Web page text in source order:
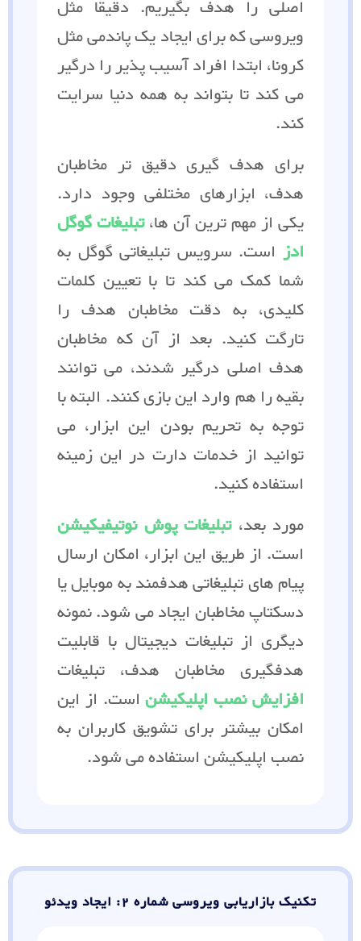
اصلی را هدف بگیریم. دقیقا مثل
ویروسی که برای ایجاد یک پاندمی مثل
کرونا، ابتدا افراد آسیب پذیر را درگیر
می کند تا بتواند به همه دنیا سرایت
کند.
برای هدف گیری دقیق تر مخاطبان
هدف، ابزارهای مختلفی وجود دارد.
یکی از مهم ترین آن ها،تبلیغاتگوگل
ادز است. سرویس تبلیغاتی گوگل به
شما کمک می کند تا با تعیین کلمات
کلیدی، به دقت مخاطبان هدف را
تارگت کنید. بعد از آن که مخاطبان
هدف اصلی درگیر شدند، می توانند
بقیه را هم وارد این بازی کنند. البته با
توجه به تحریم بودن این ابزار، می
توانید از خدمات دارت در این زمینه
استفاده کنید.
مورد بعد،تبلیغات پوش نوتیفیکیشن
است. از طریق این ابزار، امکان ارسال
پیام های تبلیغاتی هدفمند به موبایل یا
دسکتاپ مخاطبان ایجاد می شود. نمونه
دیگری از تبلیغات دیجیتال با قابلیت
هدفگیری مخاطبان هدف، تبلیغات
افزایش نصب اپلیکیشناست. از این
امکان بیشتر برای تشویق کاربران به
نصب اپلیکیشن استفاده می شود.
تکنیک بازاریابی ویروسی شماره 2: ایجاد ویدئو